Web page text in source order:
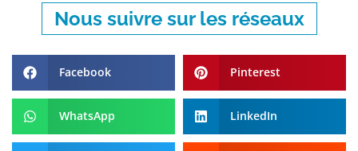
Nous suivre sur les réseaux
Facebook Pinterest
WhatsApp LinkedIn